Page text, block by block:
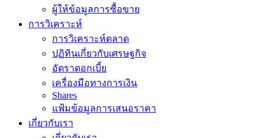
ผู้ให้ข้อมูลการซื้อขาย
การวิเคราะห์
การวิเคราะห์ตลาด
ปฏิทินเกี่ยวกับเศรษฐกิจ
อัตราดอกเบี้ย
เครื่องมือทางการเงิน
Shares
แฟ้มข้อมูลการเสนอราคา
เกี่ยวกับเรา